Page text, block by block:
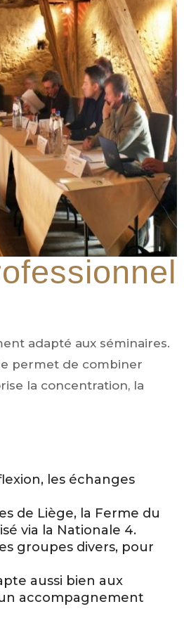
adapté aux séminaires.
permet de combiner
la concentration, la
les échanges
de Liège, la Ferme du
via la Nationale 4.
groupes divers, pour
aussi bien aux
accompagnement